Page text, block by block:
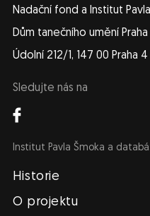
Nadační fond a Institut
Dům tanečního umění Praha
Údolní 212/1, 147 00 Praha 4
Sledujte nás na
Navigace
Institut Pavla Šmoka a
Historie
O projektu